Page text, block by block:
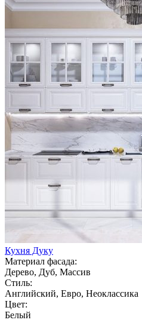
Кухня Дуку
Материал фасада:
Дерево, Дуб, Массив
Стиль:
Английский, Евро, Неоклассика
Цвет:
Белый